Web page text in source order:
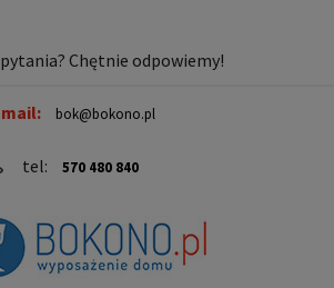
Chętnie odpowiemy!
bok@bokono.pl
tel: 570 480 840